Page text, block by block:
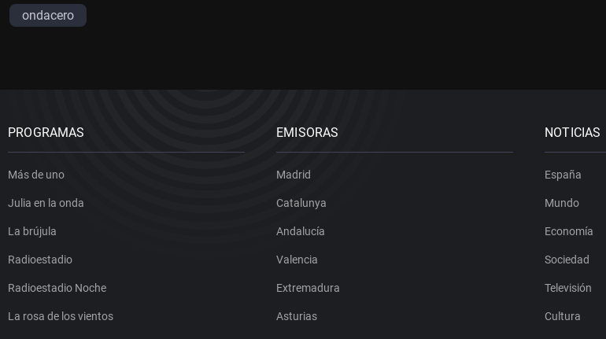
ondacero
PROGRAMAS
Más de uno
Julia en la onda
La brújula
Radioestadio
Radioestadio Noche
La rosa de los vientos
EMISORAS
Madrid
Catalunya
Andalucía
Valencia
Extremadura
Asturias
NOTICIAS
España
Mundo
Economía
Sociedad
Televisión
Cultura